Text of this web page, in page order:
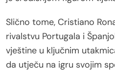
Slično tome, Cristiano
rivalstvu Portugala i
vještine u ključnim
da utječu na igru svojim